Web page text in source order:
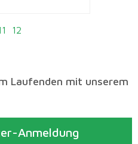
12
Laufenden mit unserem
Anmeldung